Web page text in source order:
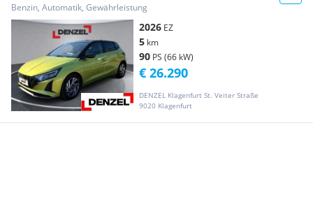
Benzin, Automatik, Gewährleistung
2026 EZ
5 km
90 PS (66 kW)
DENZEL Klagenfurt St. Veiter Straße
9020 Klagenfurt
€ 26.290